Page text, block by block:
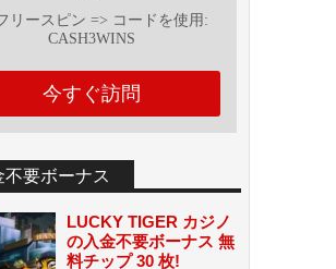
リースピン => コー​​ドを使用:
CASH3WINS
今すぐ訪問
不要ボーナス
LUCKY TIGER カジノ
の入金不要ボーナス 無
料チップ 30 枚!